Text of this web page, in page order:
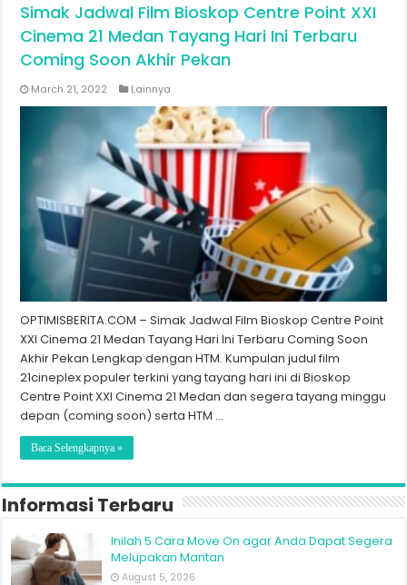
Simak Jadwal Film Bioskop Centre Point XXI
Cinema 21 Medan Tayang Hari Ini Terbaru
Coming Soon Akhir Pekan
March 21, 2022 Lainnya
OPTIMISBERITA.COM – Simak Jadwal Film Bioskop Centre Point
XXI Cinema 21 Medan Tayang Hari Ini Terbaru Coming Soon
Akhir Pekan Lengkap dengan HTM. Kumpulan judul film
21cineplex populer terkini yang tayang hari ini di Bioskop
Centre Point XXI Cinema 21 Medan dan segera tayang minggu
depan (coming soon) serta HTM …
Baca Selengkapnya »
Informasi Terbaru
Inilah 5 Cara Move On agar Anda Dapat Segera
Melupakan Mantan
August 5, 2026